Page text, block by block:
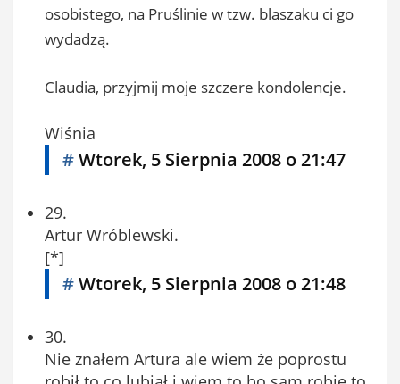
osobistego, na Pruślinie w tzw. blaszaku ci go
wydadzą.
Claudia, przyjmij moje szczere kondolencje.
Wiśnia
#Wtorek, 5 Sierpnia 2008 o 21:47
29.
Artur Wróblewski.
[*]
#Wtorek, 5 Sierpnia 2008 o 21:48
30.
Nie znałem Artura ale wiem że poprostu